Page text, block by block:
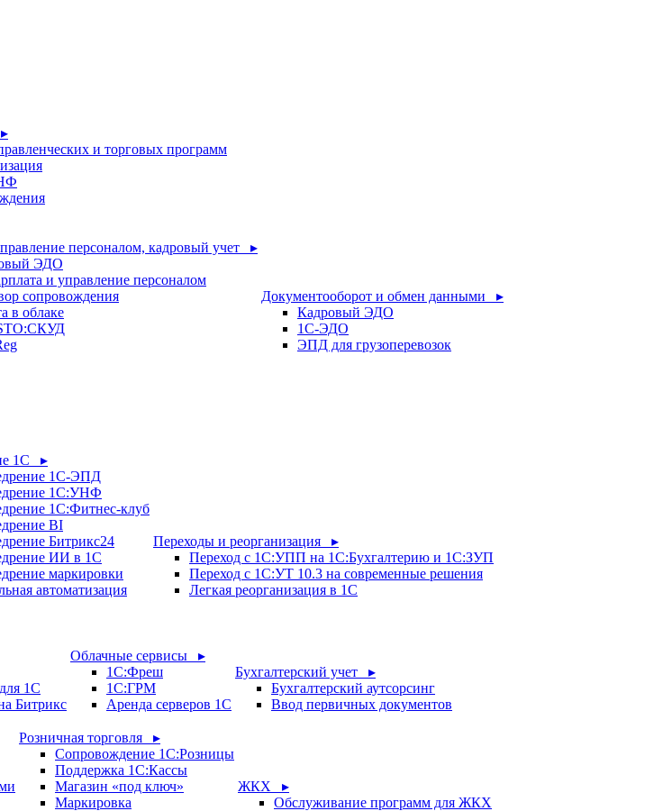
и торговых программ
персоналом, кадровый учет ▸
ЭДО
и управление персоналом
сопровождения
в облаке
Документооборот и обмен данными ▸
Кадровый ЭДО
1С-ЭДО
ЭПД для грузоперевозок
1С ▸
1С-ЭПД
1С:УНФ
1С:Фитнес-клуб
BI
Битрикс24
ИИ в 1С
маркировки
автоматизация
Переходы и реорганизация ▸
Переход с 1С:УПП на 1С:Бухгалтерию и 1С:ЗУП
Переход с 1С:УТ 10.3 на современные решения
Легкая реорганизация в 1С
1С
Битрикс
Облачные сервисы ▸
1С:Фреш
1С:ГРМ
Аренда серверов 1С
Бухгалтерский учет ▸
Бухгалтерский аутсорсинг
Ввод первичных документов
Розничная торговля ▸
Сопровождение 1С:Розницы
Поддержка 1С:Кассы
Магазин «под ключ»
Маркировка
ЖКХ ▸
Обслуживание программ для ЖКХ